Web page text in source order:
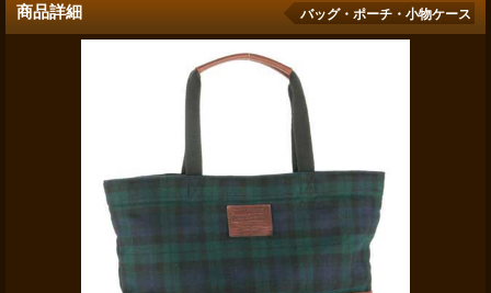
商品詳細 バッグ・ポーチ・小物ケース